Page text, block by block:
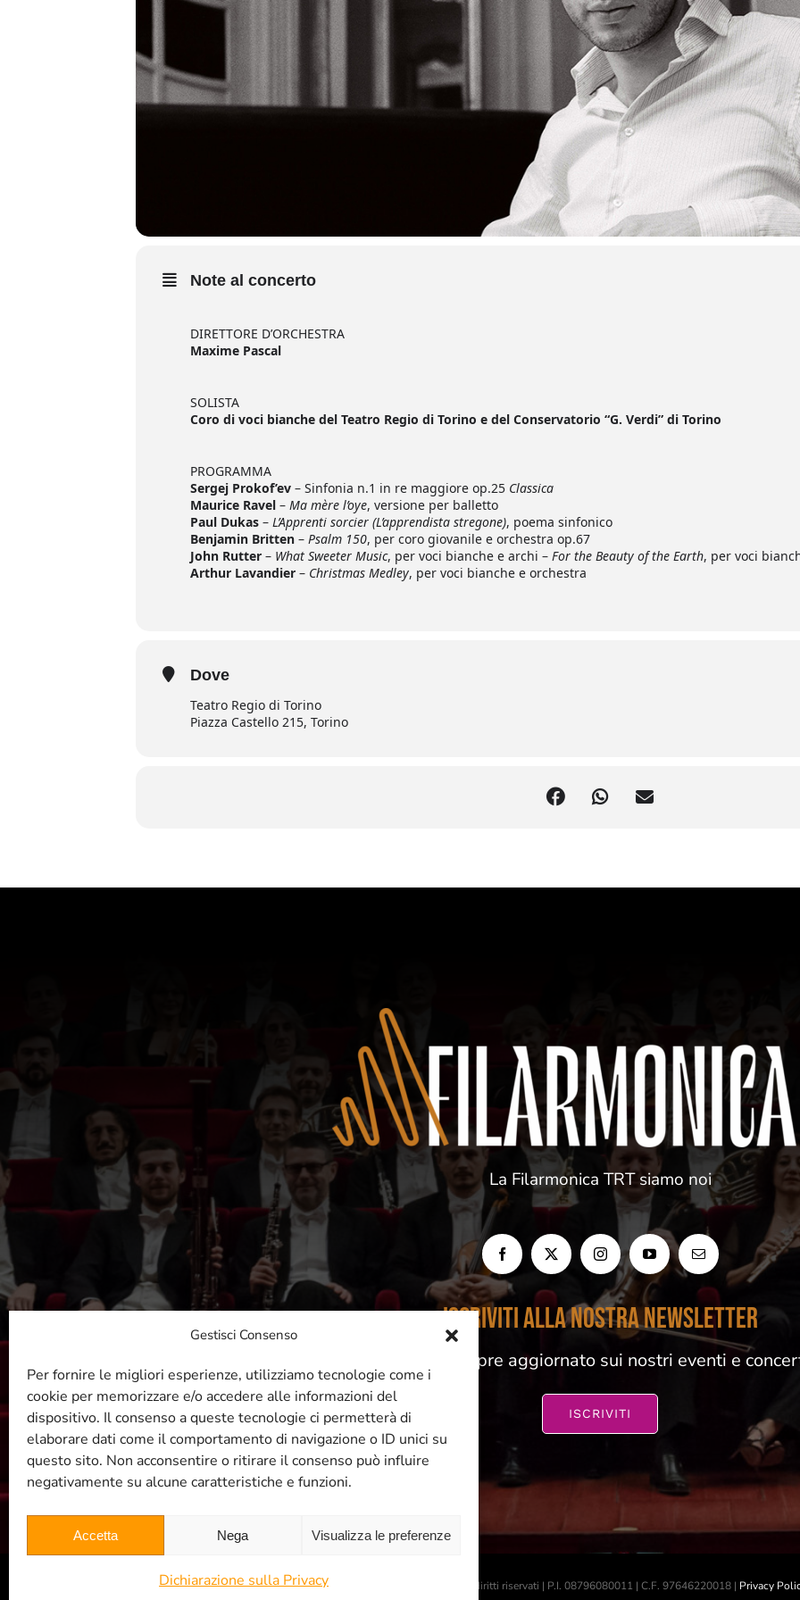
Gestisci Consenso
Per fornire le migliori esperienze, utilizziamo tecnologie come i
cookie per memorizzare e/o accedere alle informazioni del
dispositivo. Il consenso a queste tecnologie ci permetterà di
elaborare dati come il comportamento di navigazione o ID unici su
questo sito. Non acconsentire o ritirare il consenso può influire
negativamente su alcune caratteristiche e funzioni.
Accetta Nega Visualizza le preferenze
Dichiarazione sulla Privacy
Note al concerto
DIRETTORE D’ORCHESTRA
Maxime Pascal
SOLISTA
Coro di voci bianche del Teatro Regio di Torino e del Conservatorio “G. Verdi” di Torino
PROGRAMMA
Sergej Prokof’ev – Sinfonia n.1 in re maggiore op.25 Classica
Maurice Ravel – Ma mère l’oye, versione per balletto
Paul Dukas – L’Apprenti sorcier (L’apprendista stregone), poema sinfonico
Benjamin Britten – Psalm 150, per coro giovanile e orchestra op.67
John Rutter – What Sweeter Music, per voci bianche e archi – For the Beauty of the Earth, per voci
Arthur Lavandier – Christmas Medley, per voci bianche e orchestra
Dove
Teatro Regio di Torino
Piazza Castello 215, Torino
La Filarmonica TRT siamo noi
ISCRIVITI ALLA NOSTRA NEWSLETTER
Resta sempre aggiornato sui nostri eventi e
ISCRIVITI
© Filarmonica TRT 2004 - 2026 | Tutti i diritti riservati | P.I. 08796080011 | C.F. 97646220018 | Privacy